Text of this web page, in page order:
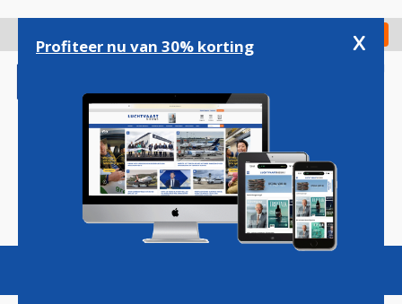
gaan
Check in
Magazine Podcasts Vacatures
Profiteer nu van 30% korting x